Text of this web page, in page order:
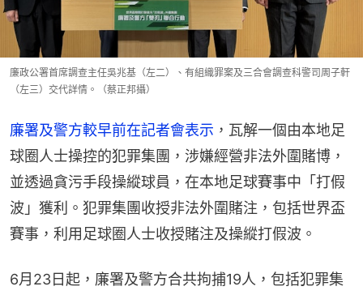
廉政公署首席調查主任吳兆基（左二）、有組織罪案及三合會調查科警司周子軒
（左三）交代詳情。（蔡正邦攝）
廉署及警方較早前在記者會表示 ，瓦解一個由本地足
球圈人士操控的犯罪集團，涉嫌經營非法外圍賭博，
並透過貪污手段操縱球員，在本地足球賽事中「打假
波」獲利。犯罪集團收授非法外圍賭注，包括世界盃
賽事，利用足球圈人士收授賭注及操縱打假波。
6月23日起，廉署及警方合共拘捕19人，包括犯罪集